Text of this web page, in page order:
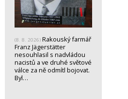
(8. 8. 2026) Rakouský farmář
Franz Jägerstätter
nesouhlasil s nadvládou
nacistů a ve druhé světové
válce za ně odmítl bojovat.
Byl…